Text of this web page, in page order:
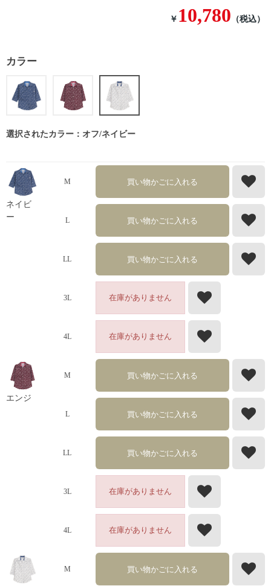
￥ 10,780 （税込）
カラー
選択されたカラー：オフ/ネイビー
ネイビ
ー
M 買い物かごに入れる
L 買い物かごに入れる
LL 買い物かごに入れる
3L 在庫がありません
4L 在庫がありません
エンジ
M 買い物かごに入れる
L 買い物かごに入れる
LL 買い物かごに入れる
3L 在庫がありません
4L 在庫がありません
M 買い物かごに入れる